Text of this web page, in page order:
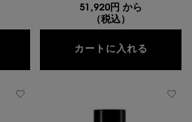
ピュアショット リッチクリーム
51,920円 から
（税込）
カートに入れる